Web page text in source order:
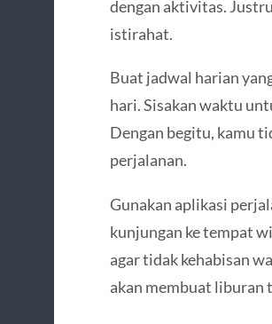
dengan aktivitas.
istirahat.
Buat jadwal harian
hari. Sisakan waktu
Dengan begitu, kamu
perjalanan.
Gunakan aplikasi
kunjungan ke tempat
agar tidak kehabisan
akan membuat liburan